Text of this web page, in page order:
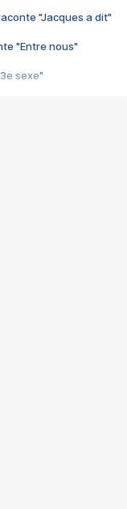
"Jacques a dit"
"Entre nous"
sexe"